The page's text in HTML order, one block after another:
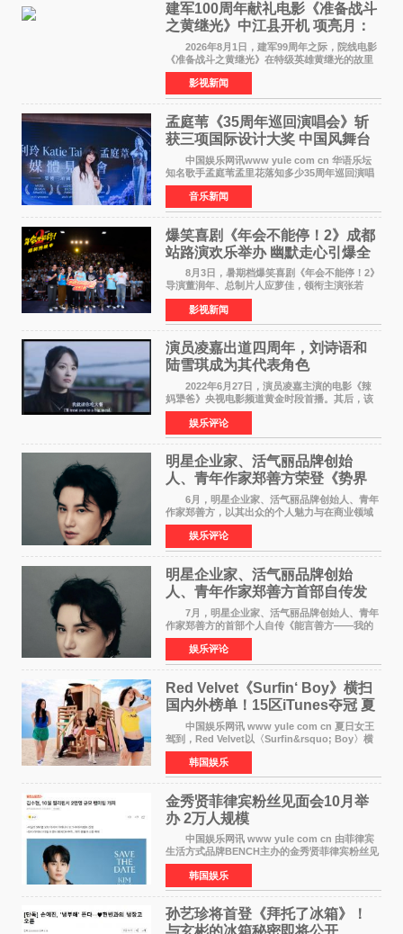
建军100周年献礼电影《准备战斗
之黄继光》中江县开机 项亮月：
以光影为笔，书写英雄赞歌
2026年8月1日，建军99周年之际，院线电影
《准备战斗之黄继光》在特级英雄黄继光的故里
——四川省德阳市中江县黄继光出生地正式开
机。本片出品人、总制片人项亮月主持开机仪
式，&zwnj;特级英雄
影视新闻
孟庭苇《35周年巡回演唱会》斩
获三项国际设计大奖 中国风舞台
美学获全球认可
中国娱乐网讯www yule com cn 华语乐坛
知名歌手孟庭苇孟里花落知多少35周年巡回演唱
会再传喜讯。该演唱会先后荣获美国MUSE
Creative Awards白金奖（Platinum Winner）、
英国London Design
音乐新闻
爆笑喜剧《年会不能停！2》成都
站路演欢乐举办 幽默走心引爆全
场共鸣
8月3日，暑期档爆笑喜剧《年会不能停！2》
导演董润年、总制片人应萝佳，领衔主演张若
昀、白客，惊喜出演庄达菲，特别主演孙艺洲，
特别出演田雨，友情出演欧阳奋强出席成都路
演，与观众近距离互
影视新闻
演员凌嘉出道四周年，刘诗语和
陆雪琪成为其代表角色
2022年6月27日，演员凌嘉主演的电影《辣
妈犟爸》央视电影频道黄金时段首播。其后，该
电影在央视电影频道多次复播（2022年8月10
日，2022年9月30日，2023年7月17日，2025年7
月14日）。除了多次复
娱乐评论
明星企业家、活气丽品牌创始
人、青年作家郑善方荣登《势界
POWERCIRCLES》6月刊
6月，明星企业家、活气丽品牌创始人、青年
作家郑善方，以其出众的个人魅力与在商业领域
的卓越建树，成功登上《势界
POWERCIRCLES》，展现了他在时尚与商业领
域的双重影响力。 明星企业家、青
娱乐评论
明星企业家、活气丽品牌创始
人、青年作家郑善方首部自传发
布， 书写跨界创业者的成长答卷
7月，明星企业家、活气丽品牌创始人、青年
作家郑善方的首部个人自传《能言善方——我的
跨界人生》正式发行。这本书以他的人生轨迹为
脉络，首次完整公开了从逐梦少年到横跨美业、
公益等多领域的
娱乐评论
Red Velvet《Surfin‘ Boy》横扫
国内外榜单！15区iTunes夺冠 夏
日女王强势回归
中国娱乐网讯 www yule com cn 夏日女王
驾到，Red Velvet以〈Surfin&rsquo; Boy〉横
扫国内外榜单，获得音乐粉丝的热烈反响。
Red Velvet于3日发行了夏日迷你专辑《Velvet
Summer》，
韩国娱乐
金秀贤菲律宾粉丝见面会10月举
办 2万人规模
中国娱乐网讯 www yule com cn 由菲律宾
生活方式品牌BENCH主办的金秀贤菲律宾粉丝见
面会，将于10月2日在马尼拉SM Mall of
Asia（MOA）竞技场举行，预计规模达2万人。
这也是金秀贤自去年陷
韩国娱乐
孙艺珍将首登《拜托了冰箱》！